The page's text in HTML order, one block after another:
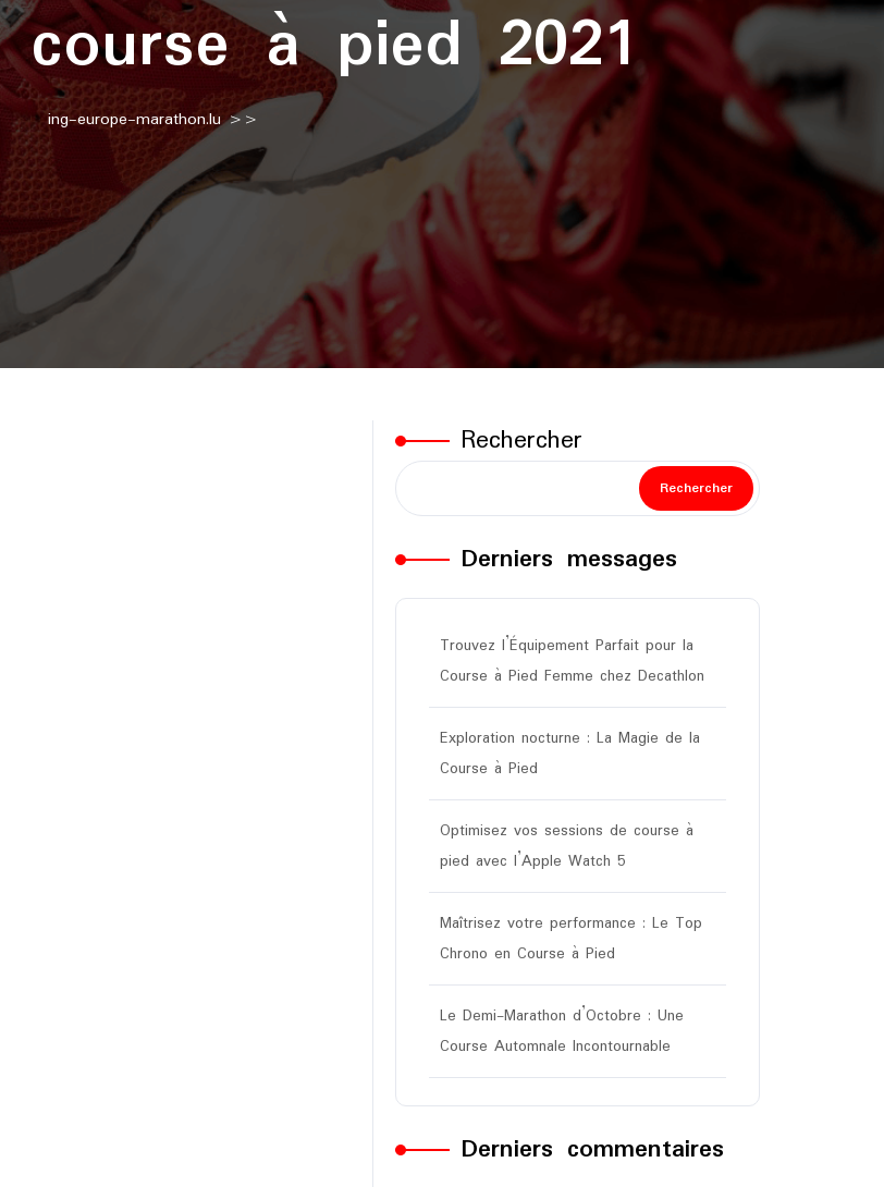
course à pied 2021
ing-europe-marathon.lu>>
Rechercher
Rechercher
Derniers messages
Trouvez l’Équipement Parfait pour la
Course à Pied Femme chez Decathlon
Exploration nocturne : La Magie de la
Course à Pied
Optimisez vos sessions de course à
pied avec l’Apple Watch 5
Maîtrisez votre performance : Le Top
Chrono en Course à Pied
Le Demi-Marathon d’Octobre : Une
Course Automnale Incontournable
Derniers commentaires